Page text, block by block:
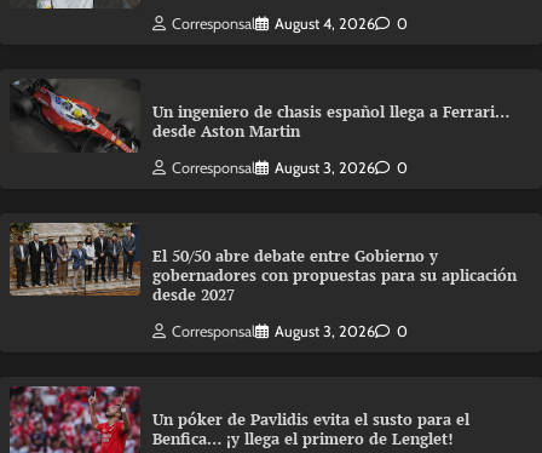
Corresponsal August 4, 2026 0
Un ingeniero de chasis español llega a Ferrari…
desde Aston Martin
Corresponsal August 3, 2026 0
El 50/50 abre debate entre Gobierno y
gobernadores con propuestas para su aplicación
desde 2027
Corresponsal August 3, 2026 0
Un póker de Pavlidis evita el susto para el
Benfica… ¡y llega el primero de Lenglet!